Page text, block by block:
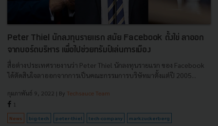
Peter Thiel นักลงทุนรายแรก สมัย Facebook ตั้งไข่ ลาออก
จากบอร์ดบริหาร เพื่อไปช่วยทรัมป์เล่นการเมือง
สื่อต่างประเทศรายงานว่า Peter Thiel นักลงทุนรายแรก ของ Facebook
ได้ตัดสินใจลาออกจากการเป็นคณะกรรมการบริษัทมาตั้งแต่ปี 2005...
กุมภาพันธ์ 9, 2022 | By Techsauce Team
1
News big-tech peter-thiel tech-company markzuckerberg